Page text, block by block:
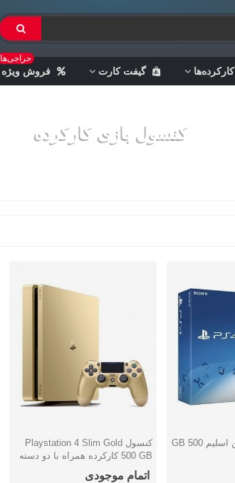
کارکرده‌ها گیفت کارت فروش ویژه
حراجی‌ها
کنسول بازی کارکرده
کنسول پلی استیشن اسلیم 500 GB
نمایش سریع
کنسول Playstation 4 Slim Gold
500 GB کارکرده همراه با دو دسته
اتمام موجودی